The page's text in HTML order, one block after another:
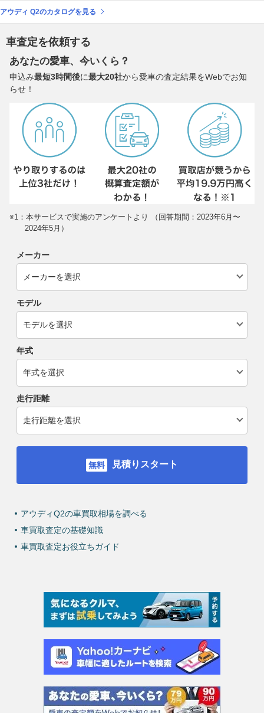
アウディ Q2のカタログを見る
車査定を依頼する
あなたの愛車、今いくら？
申込み最短3時間後に最大20社から愛車の査定結果をWebでお知
らせ！
※1：本サービスで実施のアンケートより （回答期間：2023年6月〜
2024年5月）
メーカー
モデル
年式
走行距離
見積りスタート
アウディQ2の車買取相場を調べる
車買取査定の基礎知識
車買取査定お役立ちガイド